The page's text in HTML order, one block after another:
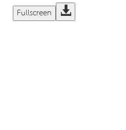
Fullscreen